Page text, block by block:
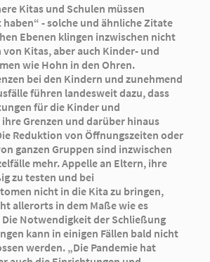
Kitas und Schulen müssen
- solche und ähnliche Zitate
Ebenen klingen inzwischen nicht
von Kitas, aber auch Kinder- und
wie Hohn in den Ohren.
bei den Kindern und zunehmend
führen landesweit dazu, dass
für die Kinder und
Grenzen und darüber hinaus
Reduktion von Öffnungszeiten oder
ganzen Gruppen sind inzwischen
mehr. Appelle an Eltern, ihre
zu testen und bei
nicht in die Kita zu bringen,
allerorts in dem Maße wie es
Notwendigkeit der Schließung
kann in einigen Fällen bald nicht
werden. „Die Pandemie hat